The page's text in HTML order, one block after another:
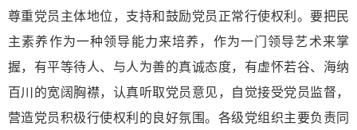
尊重党员主体地位，支持和鼓励党员正常行使权利。要把民
主素养作为一种领导能力来培养，作为一门领导艺术来掌
握，有平等待人、与人为善的真诚态度，有虚怀若谷、海纳
百川的宽阔胸襟，认真听取党员意见，自觉接受党员监督，
营造党员积极行使权利的良好氛围。各级党组织主要负责同